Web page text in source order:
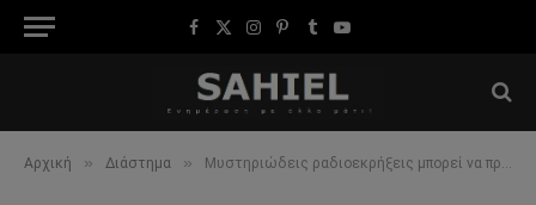
Facebook
X
Instagram
Pinterest
TumblrYouTube
Αρχική » Διάστημα » Μυστηριώδεις ραδιοεκρήξεις μπορεί να προέρχονται από “αστρικούς σεισμούς”